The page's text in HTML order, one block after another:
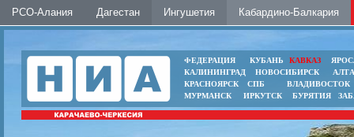
РСО-Алания Дагестан Ингушетия Кабардино-Балкария
ФЕДЕРАЦИЯ КУБАНЬ КАВКАЗ
КАЛИНИНГРАД
НОВОСИБИРСК
КРАСНОЯРСК
СПБ
ВЛАДИВОСТОК
МУРМАНСК
ИРКУТСК БУРЯТИЯ